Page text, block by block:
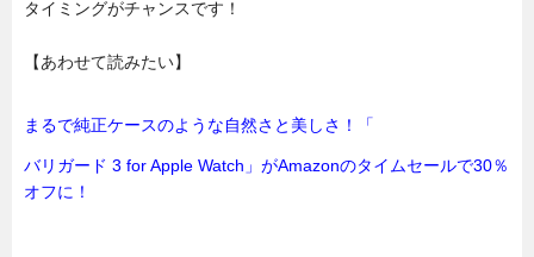
タイミングがチャンスです！
【あわせて読みたい】
まるで純正ケースのような自然さと美しさ！ 「
バリガード 3 for Apple Watch」がAmazonのタイムセールで30％
オフに！